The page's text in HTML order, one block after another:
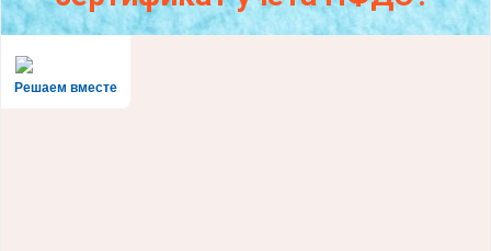
Решаем вместе